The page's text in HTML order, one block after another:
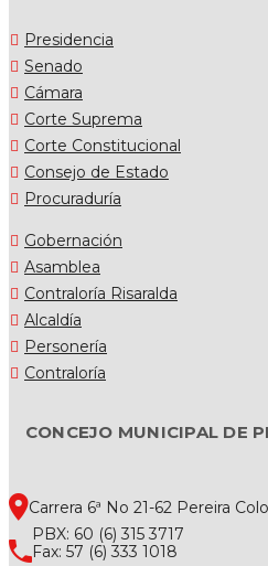
Presidencia
Senado
Cámara
Corte Suprema
Corte Constitucional
Consejo de Estado
Procuraduría
Gobernación
Asamblea
Contraloría Risaralda
Alcaldía
Personería
Contraloría
CONCEJO MUNICIPAL DE
Carrera 6ª No 21-62 Pereira
PBX: 60 (6) 315 3717
Fax: 57 (6) 333 1018